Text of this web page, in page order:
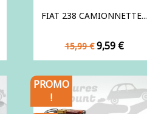
FIAT 238 CAMIONNETTE...
Prix
de
15,99 € Prix
9,59 €
PROMO
!